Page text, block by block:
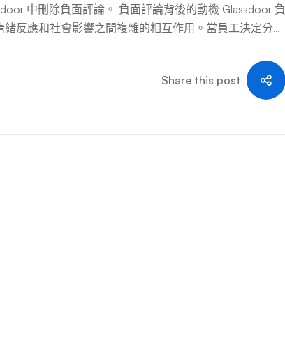
中刪除負面評論。 負面評論背後的動機 Glassdoor 負
反應和社會影響之間複雜的相互作用。當員工決定分享
些在組織內感到被忽視或被邊緣化的人提供情感上的緩
他們遠離潛在的有毒環境。這種保護本能強調了一種
在這種情況下，負面評論不僅僅是個人恩怨，而是旨在
Share this post